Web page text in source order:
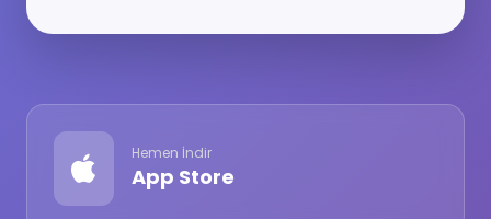
Hemen İndir
App Store